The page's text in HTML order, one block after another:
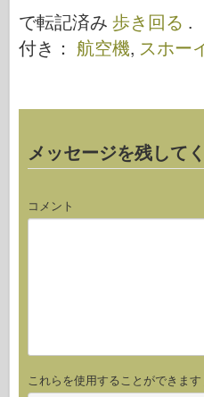
で転記済み 歩き回る .
付き： 航空機, スホー
メッセージを残して
コメント
これらを使用することができます